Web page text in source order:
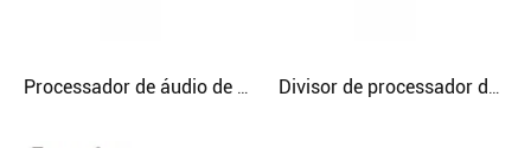
Processador de áudio de som profissional Sinbosen AD48 4 entradas e 8 saídas de alto-falante digital gerenciar processador Divisor de processador de alto-falante digital Sinbosen D-448 4 em 8 saídas